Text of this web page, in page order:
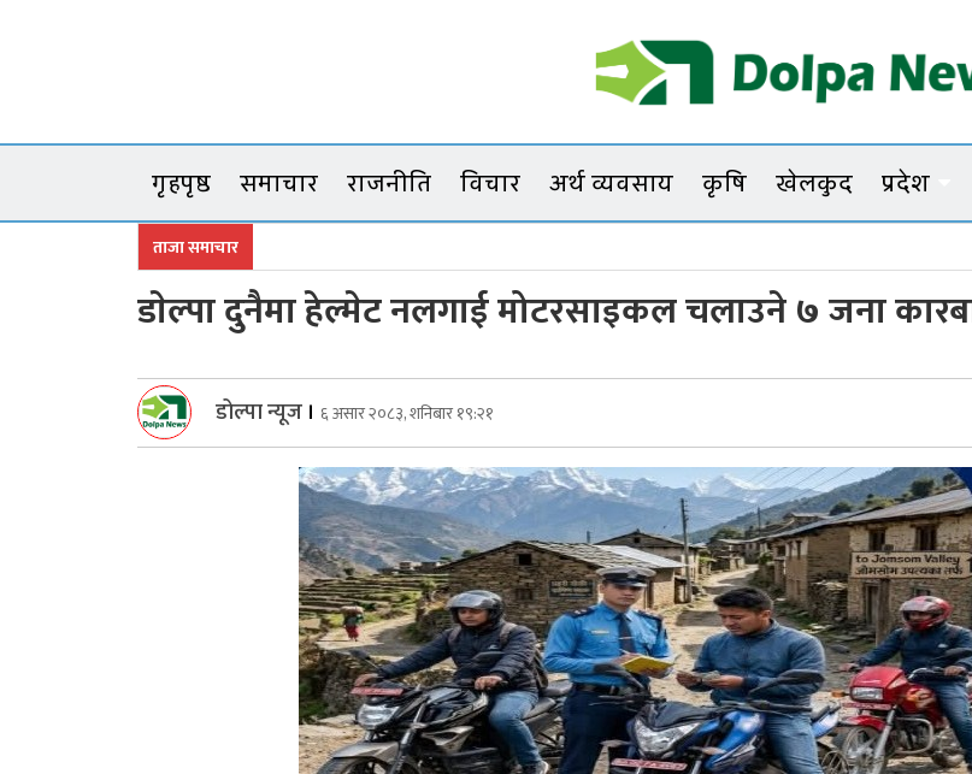
Dolpanews
गृहपृष्ठ समाचार राजनीति विचार अर्थ व्यवसाय कृषि खेलकुद प्रदेश
ताजा समाचार
डाेल्पा दुनैमा हेल्मेट नलगाई मोटरसाइकल चलाउने ७ जना
डोल्पा न्यूज । ६ असार २०८३, शनिबार १९:२१